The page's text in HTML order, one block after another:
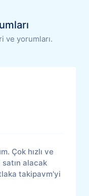
ve yorumları.
Çok hızlı ve
alacak
takipavm'yi